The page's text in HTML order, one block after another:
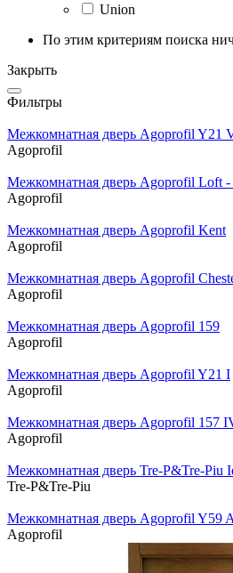
Union
По этим критериям поиска
Закрыть
Фильтры
Межкомнатная дверь Agoprofil Y21
Agoprofil
Межкомнатная дверь Agoprofil Loft -
Agoprofil
Межкомнатная дверь Agoprofil Kent
Agoprofil
Межкомнатная дверь Agoprofil
Agoprofil
Межкомнатная дверь Agoprofil 159
Agoprofil
Межкомнатная дверь Agoprofil Y21 I
Agoprofil
Межкомнатная дверь Agoprofil 157
Agoprofil
Межкомнатная дверь Tre-P&Tre-Piu
Tre-P&Tre-Piu
Межкомнатная дверь Agoprofil Y59
Agoprofil